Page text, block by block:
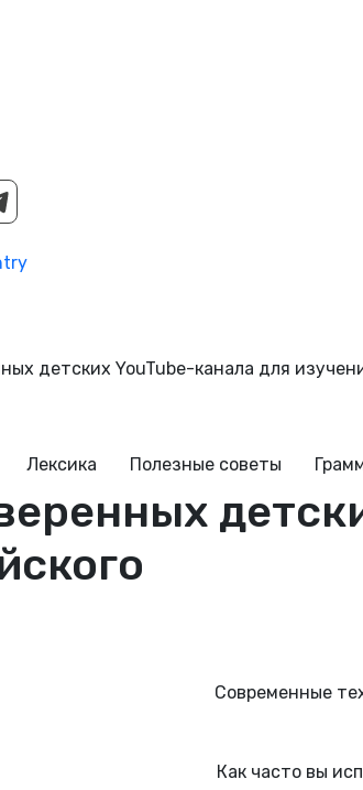
детских YouTube-канала для
Лексика Полезные советы
Современные
Как часто вы